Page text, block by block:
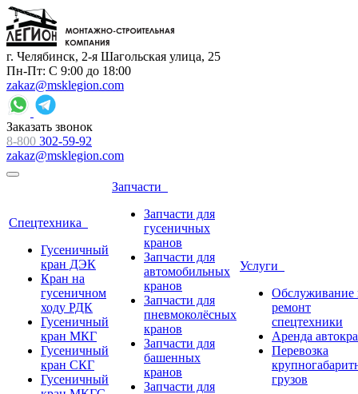
г. Челябинск, 2-я Шагольская улица, 25
Пн-Пт: С 9:00 до 18:00
zakaz@msklegion.com
Заказать звонок
8-800 302-59-92
zakaz@msklegion.com
Спецтехника
Гусеничный
кран ДЭК
Кран на
гусеничном
ходу РДК
Гусеничный
кран МКГ
Гусеничный
кран СКГ
Гусеничный
Запчасти
Запчасти для
гусеничных
кранов
Запчасти для
автомобильных
кранов
Запчасти для
пневмоколёсных
кранов
Запчасти для
башенных
кранов
Запчасти для
Услуги
Обслуживание
ремонт
спецтехники
Аренда
Перевозка
грузов